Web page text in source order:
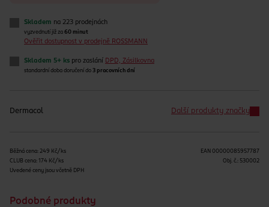
Skladem na 223 prodejnách
vyzvednutí již za 60 minut
Ověřit dostupnost v prodejně ROSSMANN
Skladem 5+ ks pro zaslání DPD, Zásilkovna
standardní doba doručení do 3 pracovních dní
Dermacol Další produkty značky
Běžná cena: 249 Kč/ks
CLUB cena: 174 Kč/ks
Uvedené ceny jsou včetně DPH
EAN 00000085957787
Obj. č.: 530002
Podobné produkty